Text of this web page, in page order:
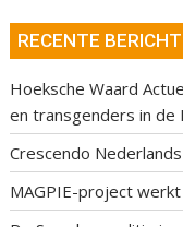
RECENTE
Hoeksche Waard
en transgenders in de
Crescendo
MAGPIE-project